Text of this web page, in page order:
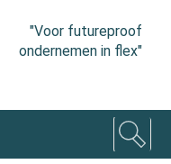
"Voor futureproof
ondernemen in flex"